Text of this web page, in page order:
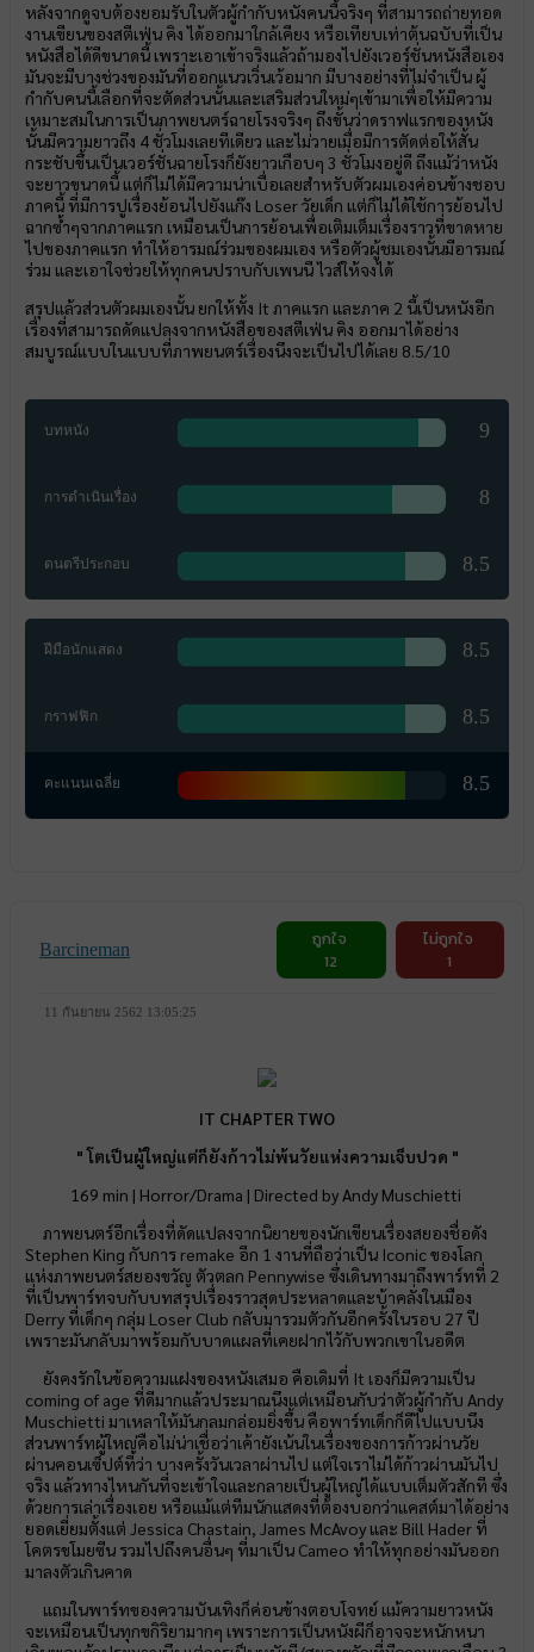
หลังจากดูจบต้องยอมรับในตัวผู้กำกับหนังคนนี้จริงๆ ที่สามารถถ่ายทอด
งานเขียนของสตีเฟ่น คิง ได้ออกมาใกล้เคียง หรือเทียบเท่าต้นฉบับที่เป็น
หนังสือได้ดีขนาดนี้ เพราะเอาเข้าจริงแล้วถ้ามองไปยังเวอร์ชั่นหนังสือเอง
มันจะมีบางช่วงของมันที่ออกแนวเวิ่นเว้อมาก มีบางอย่างที่ไม่จำเป็น ผู้
กำกับคนนี้เลือกที่จะตัดส่วนนั้นและเสริมส่วนใหม่ๆเข้ามาเพื่อให้มีความ
เหมาะสมในการเป็นภาพยนตร์ฉายโรงจริงๆ ถึงขั้นว่าดราฟแรกของหนัง
นั้นมีความยาวถึง 4 ชั่วโมงเลยทีเดียว และไม่วายเมื่อมีการตัดต่อให้สั้น
กระชับขึ้นเป็นเวอร์ชั่นฉายโรงก็ยังยาวเกือบๆ 3 ชั่วโมงอยู่ดี ถึงแม้ว่าหนัง
จะยาวขนาดนี้ แต่ก็ไม่ได้มีความน่าเบื่อเลยสำหรับตัวผมเองค่อนข้างชอบ
ภาคนี้ ที่มีการปูเรื่องย้อนไปยังแก๊ง Loser วัยเด็ก แต่ก็ไม่ได้ใช้การย้อนไป
ฉากซ้ำๆจากภาคแรก เหมือนเป็นการย้อนเพื่อเติมเต็มเรื่องราวที่ขาดหาย
ไปของภาคแรก ทำให้อารมณ์ร่วมของผมเอง หรือตัวผู้ชมเองนั้นมีอารมณ์
ร่วม และเอาใจช่วยให้ทุกคนปราบกับเพนนี ไวส์ให้จงได้
สรุปแล้วส่วนตัวผมเองนั้น ยกให้ทั้ง It ภาคแรก และภาค 2 นี้เป็นหนังอีก
เรื่องที่สามารถดัดแปลงจากหนังสือของสตีเฟ่น คิง ออกมาได้อย่าง
สมบูรณ์แบบในแบบที่ภาพยนตร์เรื่องนึงจะเป็นไปได้เลย 8.5/10
บทหนัง 9
การดำเนินเรื่อง 8
ดนตรีประกอบ 8.5
ฝีมือนักแสดง 8.5
กราฟฟิก 8.5
คะแนนเฉลี่ย 8.5
Barcineman
ถูกใจ
12
ไม่ถูกใจ
1
11 กันยายน 2562 13:05:25
IT CHAPTER TWO
" โตเป็นผู้ใหญ่แต่ก็ยังก้าวไม่พ้นวัยแห่งความเจ็บปวด "
169 min | Horror/Drama | Directed by Andy Muschietti
ภาพยนตร์อีกเรื่องที่ดัดแปลงจากนิยายของนักเขียนเรื่องสยองชื่อดัง
Stephen King กับการ remake อีก 1 งานที่ถือว่าเป็น Iconic ของโลก
แห่งภาพยนตร์สยองขวัญ ตัวตลก Pennywise ซึ่งเดินทางมาถึงพาร์ทที่ 2
ที่เป็นพาร์ทจบกับบทสรุปเรื่องราวสุดประหลาดและบ้าคลั่งในเมือง
Derry ที่เด็กๆ กลุ่ม Loser Club กลับมารวมตัวกันอีกครั้งในรอบ 27 ปี
เพราะมันกลับมาพร้อมกับบาดแผลที่เคยฝากไว้กับพวกเขาในอดีต
ยังคงรักในข้อความแฝงของหนังเสมอ คือเดิมที่ It เองก็มีความเป็น
coming of age ที่ดีมากแล้วประมาณนึงแต่เหมือนกับว่าตัวผู้กำกับ Andy
Muschietti มาเหลาให้มันกลมกล่อมยิ่งขึ้น คือพาร์ทเด็กก็ดีไปแบบนึง
ส่วนพาร์ทผู้ใหญ่คือไม่น่าเชื่อว่าเค้ายังเน้นในเรื่องของการก้าวผ่านวัย
ผ่านคอนเซ็ปต์ที่ว่า บางครั้งวันเวลาผ่านไป แต่ใจเราไม่ได้ก้าวผ่านมันไป
จริง แล้วทางไหนกันที่จะเข้าใจและกลายเป็นผู้ใหญ่ได้แบบเต็มตัวสักที ซึ่ง
ด้วยการเล่าเรื่องเอย หรือแม้แต่ทีมนักแสดงที่ต้องบอกว่าแคสต์มาได้อย่าง
ยอดเยี่ยมตั้งแต่ Jessica Chastain, James McAvoy และ Bill Hader ที่
โคตรขโมยซีน รวมไปถึงคนอื่นๆ ที่มาเป็น Cameo ทำให้ทุกอย่างมันออก
มาลงตัวเกินคาด
แถมในพาร์ทของความบันเทิงก็ค่อนข้างตอบโจทย์ แม้ความยาวหนัง
จะเหมือนเป็นทุกขกิริยามากๆ เพราะการเป็นหนังผีก็อาจจะหนักหนา